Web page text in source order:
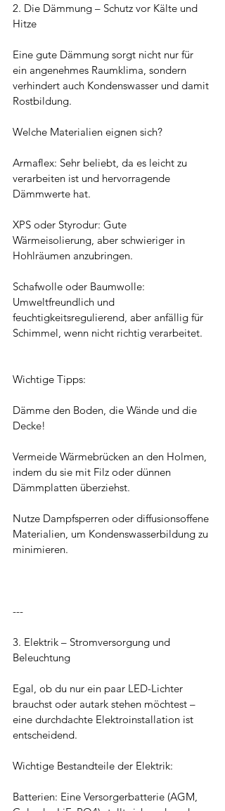
2. Die Dämmung – Schutz vor Kälte und
Hitze
Eine gute Dämmung sorgt nicht nur für
ein angenehmes Raumklima, sondern
verhindert auch Kondenswasser und damit
Rostbildung.
Welche Materialien eignen sich?
Armaflex: Sehr beliebt, da es leicht zu
verarbeiten ist und hervorragende
Dämmwerte hat.
XPS oder Styrodur: Gute
Wärmeisolierung, aber schwieriger in
Hohlräumen anzubringen.
Schafwolle oder Baumwolle:
Umweltfreundlich und
feuchtigkeitsregulierend, aber anfällig für
Schimmel, wenn nicht richtig verarbeitet.
Wichtige Tipps:
Dämme den Boden, die Wände und die
Decke!
Vermeide Wärmebrücken an den Holmen,
indem du sie mit Filz oder dünnen
Dämmplatten überziehst.
Nutze Dampfsperren oder diffusionsoffene
Materialien, um Kondenswasserbildung zu
minimieren.
---
3. Elektrik – Stromversorgung und
Beleuchtung
Egal, ob du nur ein paar LED-Lichter
brauchst oder autark stehen möchtest –
eine durchdachte Elektroinstallation ist
entscheidend.
Wichtige Bestandteile der Elektrik:
Batterien: Eine Versorgerbatterie (AGM,